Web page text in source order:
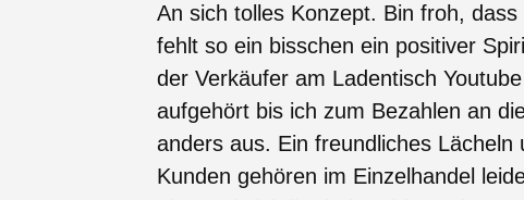
An sich tolles Konzept. Bin froh,
fehlt so ein bisschen ein positiver
der Verkäufer am Ladentisch
aufgehört bis ich zum Bezahlen an
anders aus. Ein freundliches
Kunden gehören im Einzelhandel